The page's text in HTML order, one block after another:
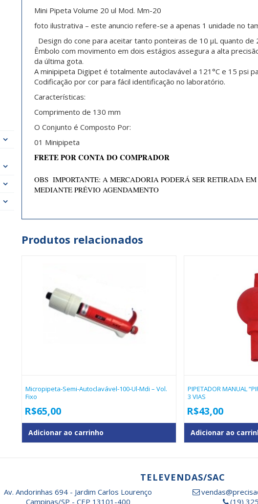
Mini Pipeta Volume 20 ul Mod. Mm-20
foto ilustrativa – este anuncio refere-se a apenas 1 unidade no
Design do cone para aceitar tanto ponteiras de 10 µL quanto de
Êmbolo com movimento em dois estágios assegura a alta
da última gota.
A minipipeta Digipet é totalmente autoclavável a 121°C e 15 psi
Codificação por cor para fácil identificação no laboratório.
Características:
Comprimento de 130 mm
O Conjunto é Composto Por:
01 Minipipeta
FRETE POR CONTA DO COMPRADOR
OBS IMPORTANTE: A MERCADORIA PODERÁ SER RETIRADA
MEDIANTE PRÉVIO AGENDAMENTO
Produtos relacionados
Micropipeta-Semi-Autoclavável-100-Ul-Mdi – Vol.
Fixo
R$65,00
Adicionar ao carrinho
PIPETADOR MANUAL
3 VIAS
R$43,00
Adicionar ao
TELEVENDAS/SAC
Av. Andorinhas 694 - Jardim Carlos Lourenço
Campinas/SP - CEP 13101-400
(19)